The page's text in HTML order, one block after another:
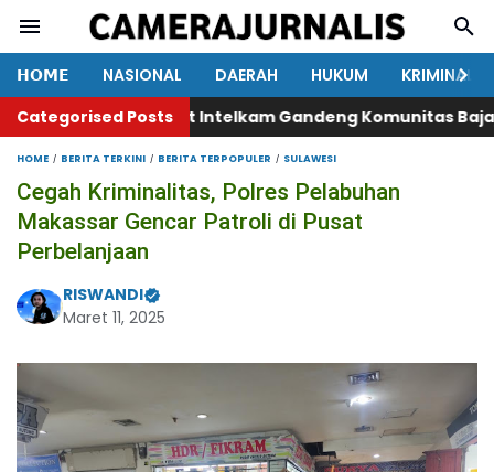
𝗛𝗢𝗠𝗘 NASIONAL DAERAH HUKUM
KRIMINAL
Categorised Posts
Makassar, Sat Intelkam Gandeng Komunitas Bajaj
HOME BERITA TERKINI BERITA TERPOPULER SULAWESI
Cegah Kriminalitas, Polres Pelabuhan
Makassar Gencar Patroli di Pusat
Perbelanjaan
RISWANDI
Maret 11, 2025